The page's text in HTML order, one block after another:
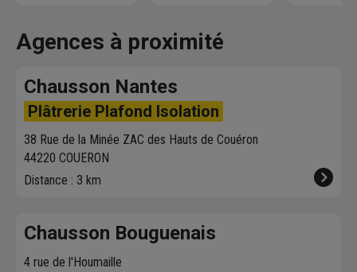
vous contacte pour
fixer le meilleur
livraison. Bonus :
Nous livrons jusqu'au
7ème étage.
dans votre agence
sur chausson.fr.
heure plus tard.
Agences à proximité
Chausson Nantes
Plâtrerie Plafond Isolation
38 Rue de la Minée ZAC des Hauts de Couéron
44220 COUERON
Distance : 3 km
Chausson Bouguenais
4 rue de l'Houmaille